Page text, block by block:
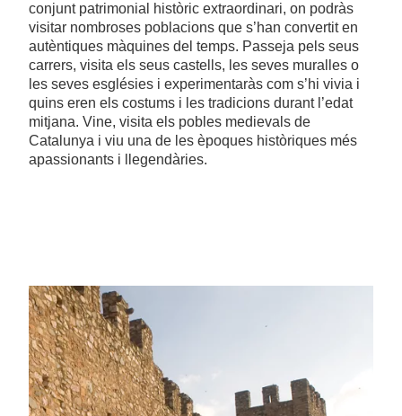
conjunt patrimonial històric extraordinari, on podràs
visitar nombroses poblacions que s’han convertit en
autèntiques màquines del temps. Passeja pels seus
carrers, visita els seus castells, les seves muralles o
les seves esglésies i experimentaràs com s’hi vivia i
quins eren els costums i les tradicions durant l’edat
mitjana. Vine, visita els pobles medievals de
Catalunya i viu una de les èpoques històriques més
apassionants i llegendàries.